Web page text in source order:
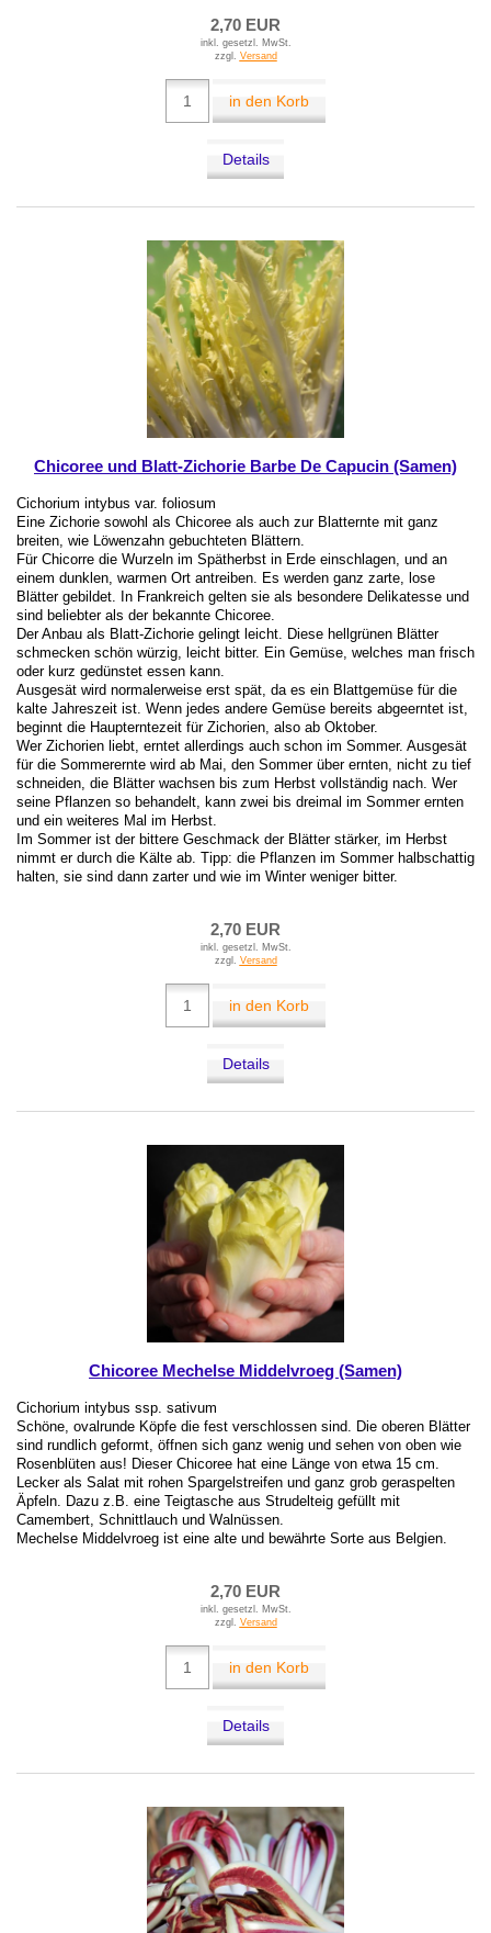
2,70 EUR
inkl. gesetzl. MwSt.
zzgl. Versand
in den Korb
Details
Chicoree und Blatt-Zichorie Barbe De Capucin (Samen)
Cichorium intybus var. foliosum
Eine Zichorie sowohl als Chicoree als auch zur Blatternte mit ganz
breiten, wie Löwenzahn gebuchteten Blättern.
Für Chicorre die Wurzeln im Spätherbst in Erde einschlagen, und an
einem dunklen, warmen Ort antreiben. Es werden ganz zarte, lose
Blätter gebildet. In Frankreich gelten sie als besondere Delikatesse und
sind beliebter als der bekannte Chicoree.
Der Anbau als Blatt-Zichorie gelingt leicht. Diese hellgrünen Blätter
schmecken schön würzig, leicht bitter. Ein Gemüse, welches man frisch
oder kurz gedünstet essen kann.
Ausgesät wird normalerweise erst spät, da es ein Blattgemüse für die
kalte Jahreszeit ist. Wenn jedes andere Gemüse bereits abgeerntet ist,
beginnt die Haupterntezeit für Zichorien, also ab Oktober.
Wer Zichorien liebt, erntet allerdings auch schon im Sommer. Ausgesät
für die Sommerernte wird ab Mai, den Sommer über ernten, nicht zu tief
schneiden, die Blätter wachsen bis zum Herbst vollständig nach. Wer
seine Pflanzen so behandelt, kann zwei bis dreimal im Sommer ernten
und ein weiteres Mal im Herbst.
Im Sommer ist der bittere Geschmack der Blätter stärker, im Herbst
nimmt er durch die Kälte ab. Tipp: die Pflanzen im Sommer halbschattig
halten, sie sind dann zarter und wie im Winter weniger bitter.
2,70 EUR
inkl. gesetzl. MwSt.
zzgl. Versand
in den Korb
Details
Chicoree Mechelse Middelvroeg (Samen)
Cichorium intybus ssp. sativum
Schöne, ovalrunde Köpfe die fest verschlossen sind. Die oberen Blätter
sind rundlich geformt, öffnen sich ganz wenig und sehen von oben wie
Rosenblüten aus! Dieser Chicoree hat eine Länge von etwa 15 cm.
Lecker als Salat mit rohen Spargelstreifen und ganz grob geraspelten
Äpfeln. Dazu z.B. eine Teigtasche aus Strudelteig gefüllt mit
Camembert, Schnittlauch und Walnüssen.
Mechelse Middelvroeg ist eine alte und bewährte Sorte aus Belgien.
2,70 EUR
inkl. gesetzl. MwSt.
zzgl. Versand
in den Korb
Details